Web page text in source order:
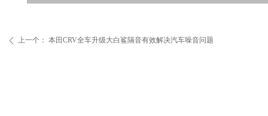
ꄴ 上一个： 本田CRV全车升级大白鲨隔音有效解决汽车噪音问题